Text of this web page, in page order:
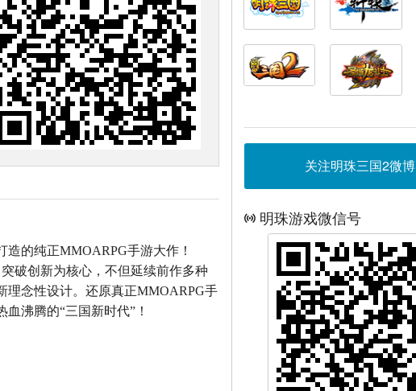
造的纯正MMOARPG手游大作！
破创新为核心，不但延续前作多种
理念性设计。还原真正MMOARPG手
沸腾的“三国新时代”！
关注明珠三国2微博
明珠游戏微信号